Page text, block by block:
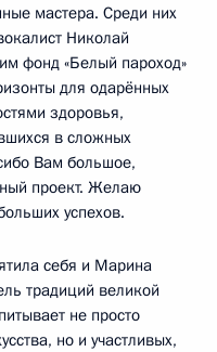
мастера. Среди них
Николай
фонд «Белый пароход»
для одарённых
здоровья,
в сложных
Вам большое,
проект. Желаю
успехов.
себя и Марина
традиций великой
не просто
но и участливых,